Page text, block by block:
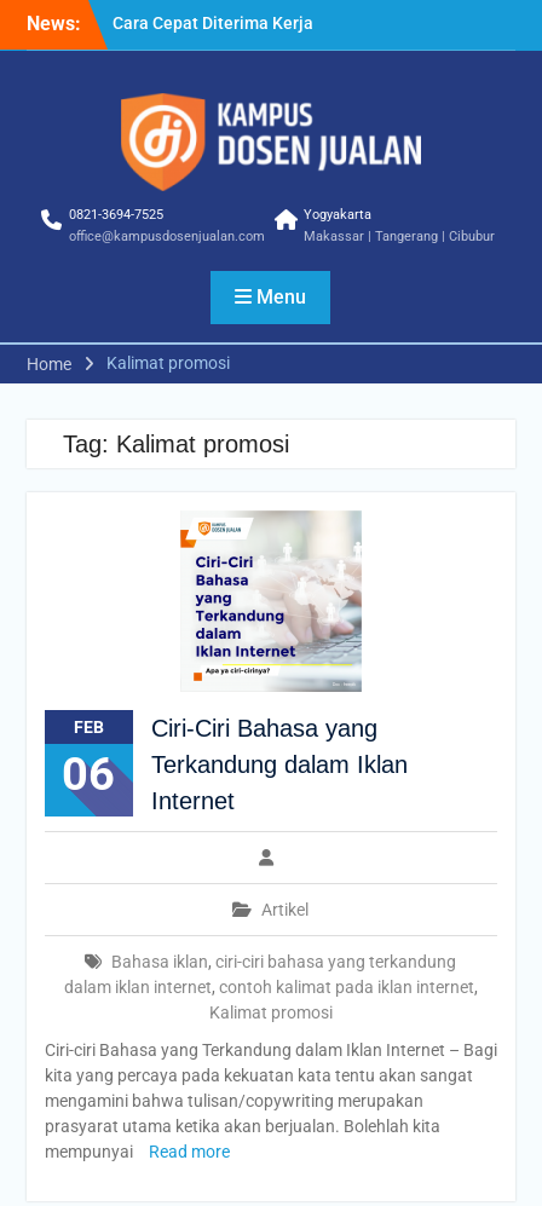
News:
Cara Cepat Diterima Kerja
– Tips Praktis yang Bisa
Cara Biar Dapat Pekerjaan
– Panduan Lengkap untuk
Pencari Kerja
Cara Dapat Pekerjaan –
Memperbesar Peluang
0821-3694-7525
office@kampusdosenjualan.com
Yogyakarta
Makassar | Tangerang | Cibubur
Menu
Home Kalimat promosi
Tag: Kalimat promosi
FEB
06
Ciri-Ciri Bahasa yang
Terkandung dalam Iklan
Internet
Artikel
Bahasa iklan,ciri-ciri bahasa yang terkandung
dalam iklan internet, contoh kalimat pada iklan internet,
Kalimat promosi
Ciri-ciri Bahasa yang Terkandung dalam Iklan Internet – Bagi
kita yang percaya pada kekuatan kata tentu akan sangat
mengamini bahwa tulisan/copywriting merupakan
prasyarat utama ketika akan berjualan. Bolehlah kita
mempunyai
Read more